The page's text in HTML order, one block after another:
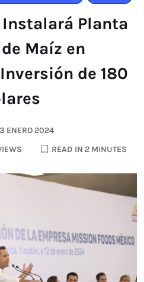
Planta
Maíz en
de 180
ENERO 2024
READ IN 2 MINUTES